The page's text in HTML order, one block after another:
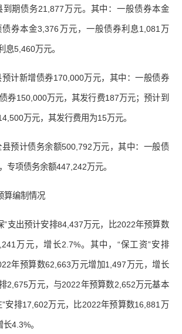
到期债务21,877万元。其中：一般债券本金
券本金3,376万元，一般债券利息1,081万
息5,460万元。
计新增债券170,000万元，其中：一般债券
券150,000万元，其发行费187万元；预计到
万元，其发行费用为15万元。
预计债务余额500,792万元，其中：一般债
专项债务余额447,242万元。
算编制情况
”支出预计安排84,437万元，比2022年预算数
万元，增长2.7%。其中，“保工资”安排
年预算数62,663万元增加1,497万元，增长
2,675万元，与2022年预算数2,652万元基本
”安排17,602万元，比2022年预算数16,881万
4.3%。